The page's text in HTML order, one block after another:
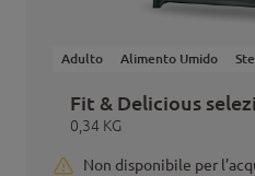
Adulto Alimento Umido
Fit & Delicious
0,34 KG
Non disponibile per